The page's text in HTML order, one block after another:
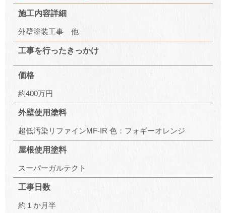
施工内容詳細
外壁塗装工事 他
工事を行ったきっかけ
価格
約400万円
外壁使用塗料
超低汚染リファインMF-IR 色：フォギーオレンジ
屋根使用塗料
スーパーガルテクト
工事日数
約１か月半